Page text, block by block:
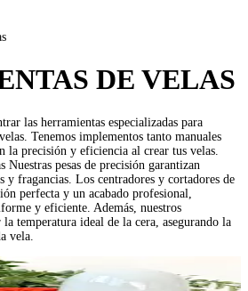
DE VELAS
las herramientas especializadas para
Tenemos implementos tanto manuales
la precisión y eficiencia al crear tus velas.
Nuestras pesas de precisión garantizan
y fragancias. Los centradores y cortadores de
perfecta y un acabado profesional,
y eficiente. Además, nuestros
temperatura ideal de la cera, asegurando la
vela.